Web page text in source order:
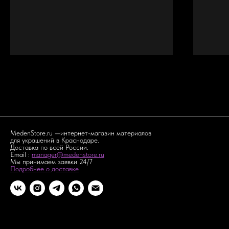
MedenStore.ru —интернет-магазин материалов
для украшений в Краснодаре.
Доставка по всей России.
Email : manager@medenstore.ru
Мы принимаем заявки 24/7
Подробнее о доставке